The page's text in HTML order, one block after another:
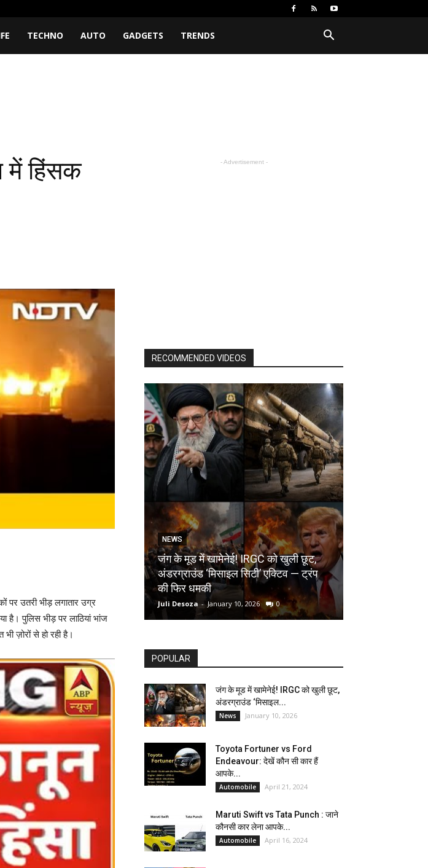
TECHNO AUTO GADGETS TRENDS
में हिंसक
पर उतरी भीड़ लगातार उग्र
है। पुलिस भीड़ पर लाठियां भांज
ज़ोरों से हो रही है।
- Advertisement -
RECOMMENDED VIDEOS
NEWS
जंग के मूड में खामेनेई! IRGC को खुली छूट,
अंडरग्राउंड ‘मिसाइल सिटी’ एक्टिव — ट्रंप
की फिर धमकी
Juli Desoza - January 10, 2026 0
POPULAR
जंग के मूड में खामेनेई! IRGC को खुली छूट,
अंडरग्राउंड ‘मिसाइल...
News January 10, 2026
Toyota Fortuner vs Ford
Endeavour: देखें कौन सी कार हैं
आपके...
Automobile April 21, 2024
Maruti Swift vs Tata Punch : जाने
कौनसी कार लेना आपके...
Automobile April 16, 2024